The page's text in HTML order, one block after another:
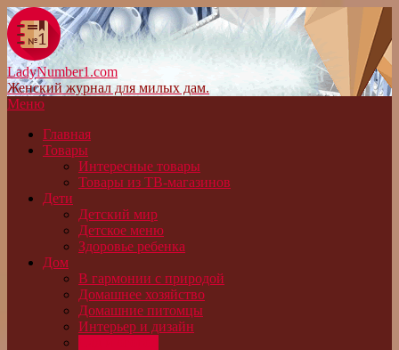
LadyNumber1.com
Женский журнал для милых дам.
Меню
Главная
Товары
Интересные товары
Товары из ТВ-магазинов
Дети
Детский мир
Детское меню
Здоровье ребенка
Дом
В гармонии с природой
Домашнее хозяйство
Домашние питомцы
Интерьер и дизайн